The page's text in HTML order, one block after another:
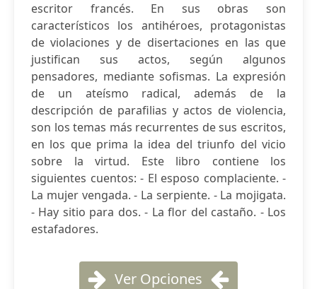
escritor francés. En sus obras son
característicos los antihéroes, protagonistas
de violaciones y de disertaciones en las que
justifican sus actos, según algunos
pensadores, mediante sofismas. La expresión
de un ateísmo radical, además de la
descripción de parafilias y actos de violencia,
son los temas más recurrentes de sus escritos,
en los que prima la idea del triunfo del vicio
sobre la virtud. Este libro contiene los
siguientes cuentos: - El esposo complaciente. -
La mujer vengada. - La serpiente. - La mojigata.
- Hay sitio para dos. - La flor del castaño. - Los
estafadores.
Ver Opciones